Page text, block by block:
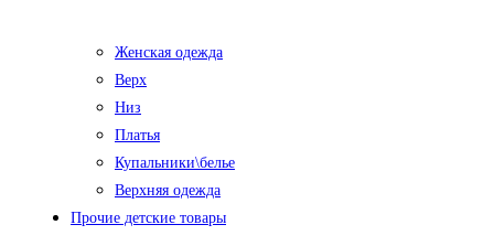
Женская одежда
Верх
Низ
Платья
Купальники\белье
Верхняя одежда
Прочие детские товары